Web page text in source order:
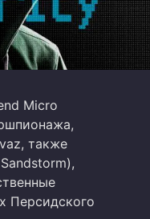
Micro
также
Персидского